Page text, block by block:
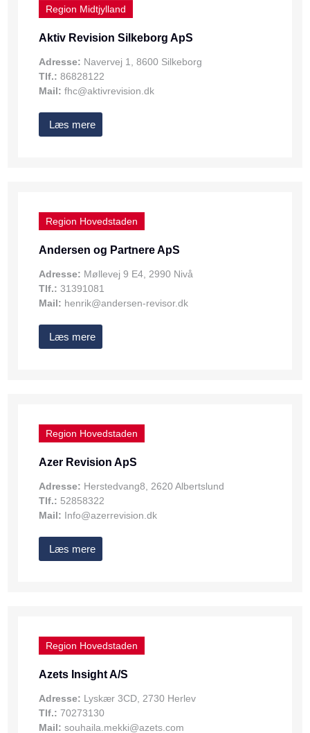
Region Midtjylland
Aktiv Revision Silkeborg ApS
Adresse: Navervej 1, 8600 Silkeborg
Tlf.: 86828122
Mail: fhc@aktivrevision.dk
Læs mere
Region Hovedstaden
Andersen og Partnere ApS
Adresse: Møllevej 9 E4, 2990 Nivå
Tlf.: 31391081
Mail: henrik@andersen-revisor.dk
Læs mere
Region Hovedstaden
Azer Revision ApS
Adresse: Herstedvang8, 2620 Albertslund
Tlf.: 52858322
Mail: Info@azerrevision.dk
Læs mere
Region Hovedstaden
Azets Insight A/S
Adresse: Lyskær 3CD, 2730 Herlev
Tlf.: 70273130
Mail: souhaila.mekki@azets.com